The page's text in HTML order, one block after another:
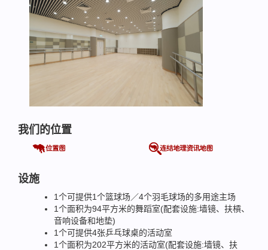
我们的位置
设施
1个可提供1个篮球场／4个羽毛球场的多用途主场
1个面积为94平方米的舞蹈室(配套设施:墙镜、扶槓、
音响设备和地垫)
1个可提供4张乒乓球桌的活动室
1个面积为202平方米的活动室(配套设施:墙镜、扶